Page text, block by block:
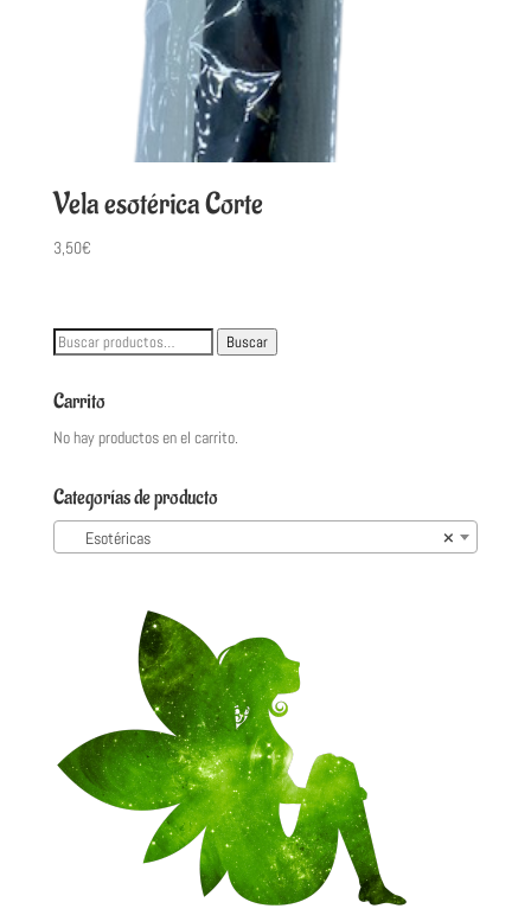
Vela esotérica Corte
3,50€
Buscar
Buscar
Carrito
No hay productos en el carrito.
Categorías de producto
×
Esotéricas